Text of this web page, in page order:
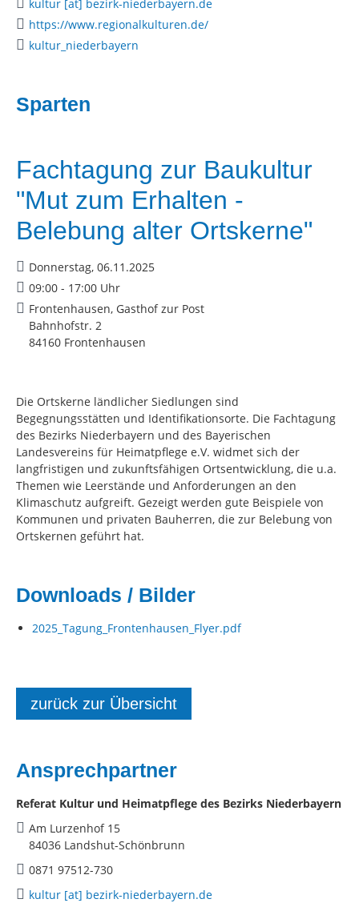
kultur [at] bezirk-niederbayern.de
https://www.regionalkulturen.de/
kultur_niederbayern
Sparten
Fachtagung zur Baukultur
"Mut zum Erhalten -
Belebung alter Ortskerne"
Donnerstag, 06.11.2025
09:00 - 17:00 Uhr
Frontenhausen, Gasthof zur Post
Bahnhofstr. 2
84160 Frontenhausen
Die Ortskerne ländlicher Siedlungen sind
Begegnungsstätten und Identifikationsorte. Die Fachtagung
des Bezirks Niederbayern und des Bayerischen
Landesvereins für Heimatpflege e.V. widmet sich der
langfristigen und zukunftsfähigen Ortsentwicklung, die u.a.
Themen wie Leerstände und Anforderungen an den
Klimaschutz aufgreift. Gezeigt werden gute Beispiele von
Kommunen und privaten Bauherren, die zur Belebung von
Ortskernen geführt hat.
Downloads / Bilder
2025_Tagung_Frontenhausen_Flyer.pdf
zurück zur Übersicht
Ansprechpartner
Referat Kultur und Heimatpflege des Bezirks Niederbayern
Am Lurzenhof 15
84036 Landshut-Schönbrunn
0871 97512-730
kultur [at] bezirk-niederbayern.de